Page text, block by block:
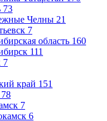
73
Челны 21
7
область 160
111
7
край 151
78
7
6